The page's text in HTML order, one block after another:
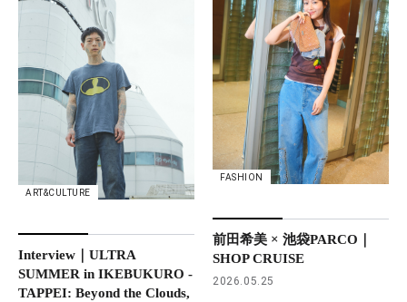
ART&CULTURE
Interview｜ULTRA
SUMMER in IKEBUKURO -
TAPPEI: Beyond the Clouds,
FASHION
前田希美 × 池袋PARCO｜
SHOP CRUISE
2026.05.25